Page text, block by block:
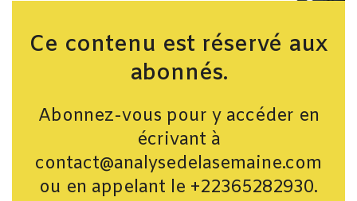
Ce contenu est réservé aux
abonnés.
Abonnez-vous pour y accéder en
écrivant à
contact@analysedelasemaine.com
ou en appelant le +22365282930.